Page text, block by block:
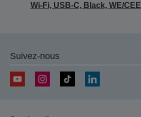
Wi-Fi, USB-C, Black, WE/CEE
Suivez-nous